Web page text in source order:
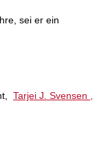
sei er ein
Tarjei J. Svensen ,